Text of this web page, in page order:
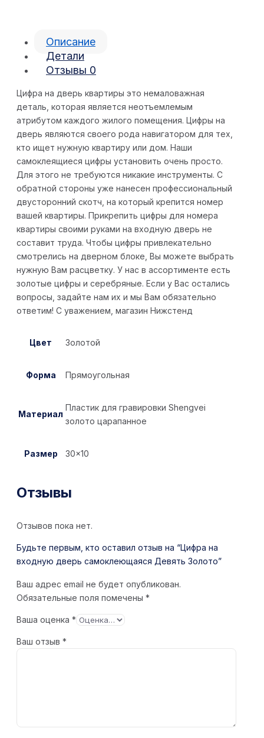
Описание
Детали
Отзывы 0
Цифра на дверь квартиры это немаловажная
деталь, которая является неотъемлемым
атрибутом каждого жилого помещения. Цифры на
дверь являются своего рода навигатором для тех,
кто ищет нужную квартиру или дом. Наши
самоклеящиеся цифры установить очень просто.
Для этого не требуются никакие инструменты. С
обратной стороны уже нанесен профессиональный
двусторонний скотч, на который крепится номер
вашей квартиры. Прикрепить цифры для номера
квартиры своими руками на входную дверь не
составит труда. Чтобы цифры привлекательно
смотрелись на дверном блоке, Вы можете выбрать
нужную Вам расцветку. У нас в ассортименте есть
золотые цифры и серебряные. Если у Вас остались
вопросы, задайте нам их и мы Вам обязательно
ответим! С уважением, магазин Нижстенд
Цвет Золотой
Форма Прямоугольная
Материал
Пластик для гравировки Shengvei
золото царапанное
Размер 30×10
Отзывы
Отзывов пока нет.
Будьте первым, кто оставил отзыв на “Цифра на
входную дверь самоклеющаяся Девять Золото”
Ваш адрес email не будет опубликован.
Обязательные поля помечены *
Ваша оценка *
Ваш отзыв *